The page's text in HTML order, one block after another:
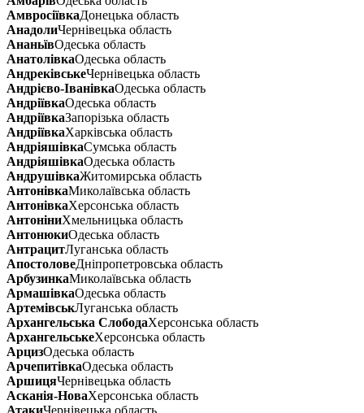
АмвросіївкаДонецька область
АнадолиЧернівецька область
АнаньївОдеська область
АнатолівкаОдеська область
АндреківськеЧернівецька область
Андрієво-ІванівкаОдеська область
АндріївкаОдеська область
АндріївкаЗапорізька область
АндріївкаХарківська область
АндріяшівкаСумська область
АндріяшівкаОдеська область
АндрушівкаЖитомирська область
АнтонівкаМиколаївська область
АнтонівкаХерсонська область
АнтоніниХмельницька область
АнтонюкиОдеська область
АнтрацитЛуганська область
АпостоловеДніпропетровська область
АрбузинкаМиколаївська область
АрмашівкаОдеська область
АртемівськЛуганська область
Архангельська СлободаХерсонська область
АрхангельськеХерсонська область
АрцизОдеська область
АрчепитівкаОдеська область
АршицяЧернівецька область
Асканія-НоваХерсонська область
АтакиЧернівецька область